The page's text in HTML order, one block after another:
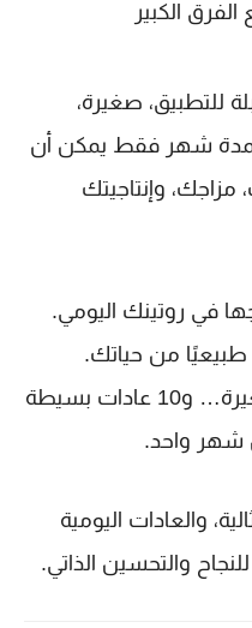
الكبير
للتطبيق، صغيرة،
لمدة شهر فقط يمكن أن
وإنتاجيتك
في روتينك اليومي.
طبيعيًا من حياتك.
التغيير الكبير يبدأ بخطوات صغيرة… و10 عادات بسيطة
شهر واحد.
والعادات اليومية
والتحسين الذاتي.